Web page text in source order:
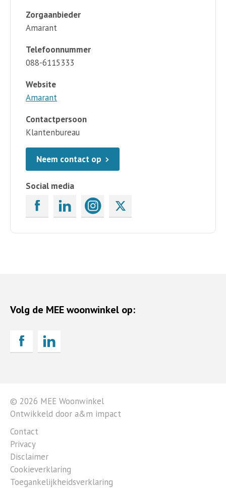
Zorgaanbieder
Amarant
Telefoonnummer
088-6115333
Website
Amarant
Contactpersoon
Klantenbureau
Neem contact op
Social media
Volg de MEE woonwinkel op:
© 2026 MEE Woonwinkel
Ontwikkeld door a&m impact
Contact
Privacy
Disclaimer
Cookieverklaring
Toegankelijkheidsverklaring